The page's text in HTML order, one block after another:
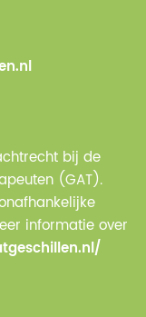
bij de
(GAT).
informatie over